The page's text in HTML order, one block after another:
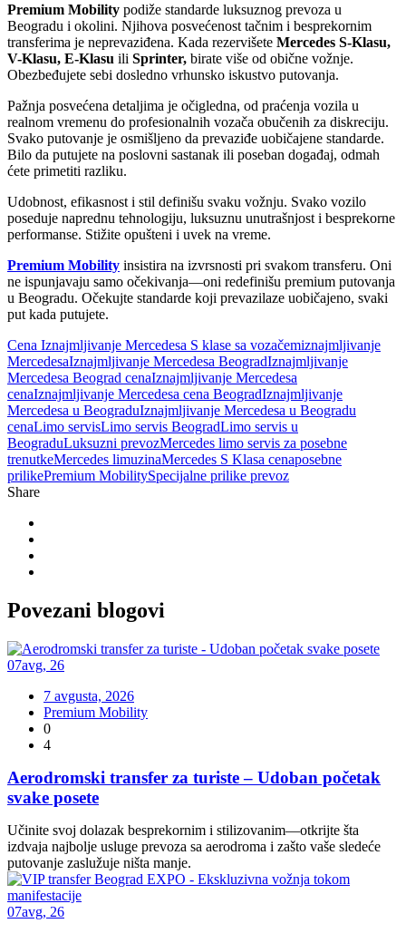
Premium Mobility podiže standarde luksuznog prevoza u
Beogradu i okolini. Njihova posvećenost tačnim i besprekornim
transferima je neprevaziđena. Kada rezervišete Mercedes S-Klasu,
V-Klasu, E-Klasu ili Sprinter, birate više od obične vožnje.
Obezbeđujete sebi dosledno vrhunsko iskustvo putovanja.
Pažnja posvećena detaljima je očigledna, od praćenja vozila u
realnom vremenu do profesionalnih vozača obučenih za diskreciju.
Svako putovanje je osmišljeno da prevaziđe uobičajene standarde.
Bilo da putujete na poslovni sastanak ili poseban događaj, odmah
ćete primetiti razliku.
Udobnost, efikasnost i stil definišu svaku vožnju. Svako vozilo
poseduje naprednu tehnologiju, luksuznu unutrašnjost i besprekorne
performanse. Stižite opušteni i uvek na vreme.
Premium Mobility insistira na izvrsnosti pri svakom transferu. Oni
ne ispunjavaju samo očekivanja—oni redefinišu premium putovanja
u Beogradu. Očekujte standarde koji prevazilaze uobičajeno, svaki
put kada putujete.
Cena Iznajmljivanje Mercedesa S klase sa vozačemiznajmljivanje
MercedesaIznajmljivanje Mercedesa BeogradIznajmljivanje
Mercedesa Beograd cenaIznajmljivanje Mercedesa
cenaIznajmljivanje Mercedesa cena BeogradIznajmljivanje
Mercedesa u BeograduIznajmljivanje Mercedesa u Beogradu
cenaLimo servisLimo servis BeogradLimo servis u
BeograduLuksuzni prevozMercedes limo servis za posebne
trenutkeMercedes limuzinaMercedes S Klasa cenaposebne
prilikePremium MobilitySpecijalne prilike prevoz
Share
Povezani blogovi
07avg, 26
7 avgusta, 2026
Premium Mobility
0
4
Aerodromski transfer za turiste – Udoban početak
svake posete
Učinite svoj dolazak besprekornim i stilizovanim—otkrijte šta
izdvaja najbolje usluge prevoza sa aerodroma i zašto vaše sledeće
putovanje zaslužuje ništa manje.
07avg, 26